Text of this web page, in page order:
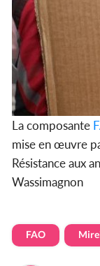
La composante
mise en œuvre
Résistance aux
Wassimagnon
FAO